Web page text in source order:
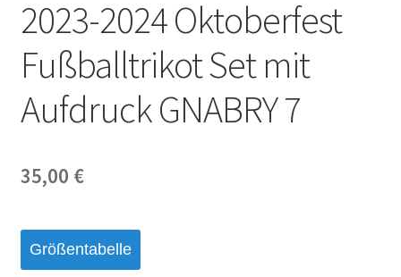
2023-2024 Oktoberfest
Fußballtrikot Set mit
Aufdruck GNABRY 7
35,00 €
Größentabelle